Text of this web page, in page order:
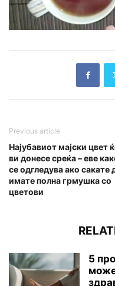
Previous article
Најубавиот мајски цвет
ви донесе среќа – еве
се одгледува ако сакате
имате полна грмушка со
цветови
5
може